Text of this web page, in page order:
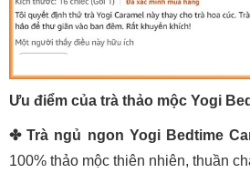
Ưu điểm của trà thảo mộc Yogi
✤Trà ngủ ngon Yogi Bedtime
100% thảo mộc thiên nhiên, thuần